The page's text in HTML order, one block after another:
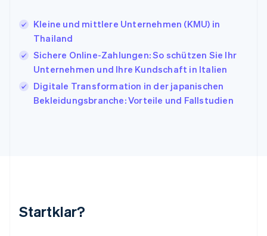
Kleine und mittlere Unternehmen (KMU) in
Thailand
Sichere Online-Zahlungen: So schützen Sie Ihr
Unternehmen und Ihre Kundschaft in Italien
Digitale Transformation in der japanischen
Bekleidungsbranche: Vorteile und Fallstudien
Startklar?
English Français
Kroatien
EnglishItaliano
Lettland
Liechtenstein
Deutsch English
Mexiko